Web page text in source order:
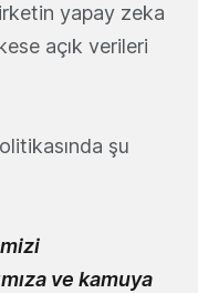
yapay zeka
açık verileri
şu
ve kamuya